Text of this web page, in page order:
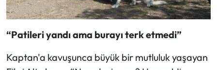
“Patileri yandı ama burayı terk etmedi”
Kaptan'a kavuşunca büyük bir mutluluk yaşayan